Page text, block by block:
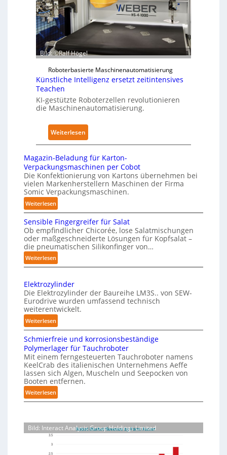
P
h
s
i
c
a
A
m
K
a
n
k
e
h
a
u
s
u
e
n
A
u
w
i
r
k
u
n
g
e
n
v
n
P
h
y
a
a
u
f
d
F
r
t
Bild: ©Ralf Högel
Roboterbasierte Maschinenautomatisierung
Künstliche Intelligenz ersetzt zeitintensives
Teachen
KI-gestützte Roboterzellen revolutionieren
die Maschinenautomatisierung.
Weiterlesen:
K
n
s
t
l
c
h
e
I
l
e
n
z
e
r
t
Magazin-Beladung für Karton-
Verpackungsmaschinen per Cobot
Die Konfektionierung von Kartons übernehmen bei
vielen Markenherstellern Maschinen der Firma
Somic Verpackungsmaschinen.
Weiterlesen:
M
a
g
a
z
i
-
B
e
l
a
d
u
n
g
f
ü
r
K
t
o
Sensible Fingergreifer für Salat
Ob empfindlicher Chicorée, lose Salatmischungen
oder maßgeschneiderte Lösungen für Kopfsalat –
die pneumatischen Silikonfinger von…
Weiterlesen:
S
n
s
i
b
l
F
i
n
g
e
r
g
e
i
Elektrozylinder
Die Elektrozylinder der Baureihe LM3S.. von SEW-
Eurodrive wurden umfassend technisch
weiterentwickelt.
Weiterlesen:
E
l
e
k
t
r
o
z
i
Schmierfreie und korrosionsbeständige
Polymerlager für Tauchroboter
Mit einem ferngesteuerten Tauchroboter namens
KeelCrab des italienischen Unternehmens Aeffe
lassen sich Algen, Muscheln und Seepocken von
Booten entfernen.
Weiterlesen:
S
h
m
Bild: Interact Analysis Group Holdings Limited